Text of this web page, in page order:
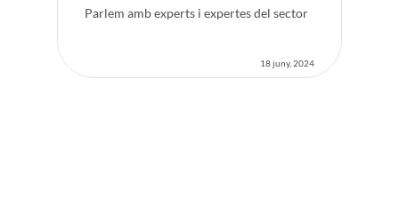
Parlem amb experts i expertes del sector
18 juny, 2024